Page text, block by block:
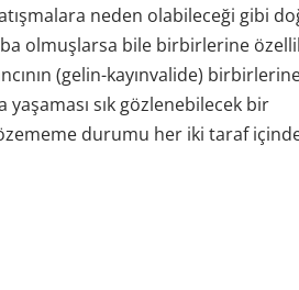
neden olabileceği gibi
olmuşlarsa bile birbirlerine
(gelin-kayınvalide)
yaşaması sık gözlenebilecek bir
durumu her iki taraf